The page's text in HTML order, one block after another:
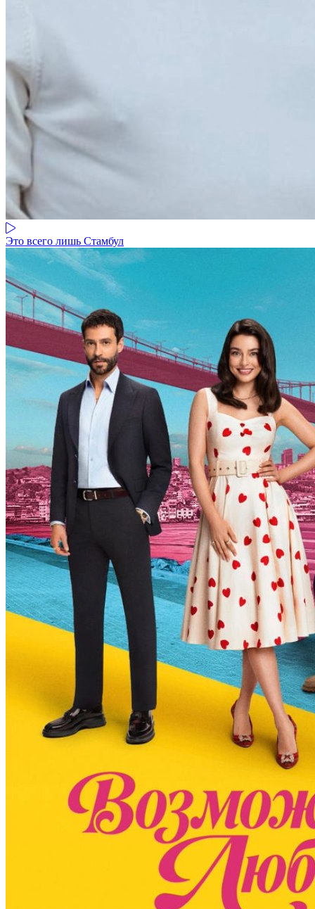
Это всего лишь Стамбул